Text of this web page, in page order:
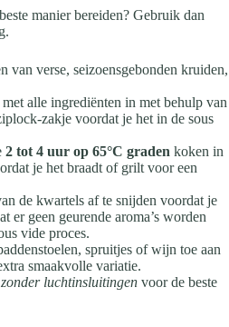
manier bereiden? Gebruik dan
van verse, seizoensgebonden kruiden,
alle ingrediënten in met behulp van
zakje voordat je het in de sous
2 tot 4 uur op 65°C graden koken in
je het braadt of grilt voor een
de kwartels af te snijden voordat je
er geen geurende aroma’s worden
vide proces.
spruitjes of wijn toe aan
smaakvolle variatie.
zonder luchtinsluitingen voor de beste